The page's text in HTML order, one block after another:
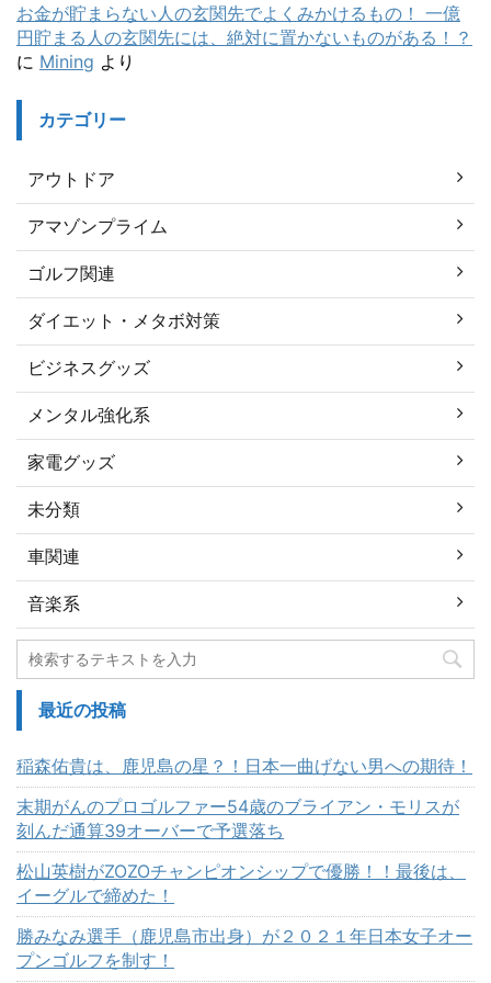
お金が貯まらない人の玄関先でよくみかけるもの！ 一億
円貯まる人の玄関先には、絶対に置かないものがある！？
に Mining より
カテゴリー
アウトドア
アマゾンプライム
ゴルフ関連
ダイエット・メタボ対策
ビジネスグッズ
メンタル強化系
家電グッズ
未分類
車関連
音楽系
最近の投稿
稲森佑貴は、鹿児島の星？！日本一曲げない男への期待！
末期がんのプロゴルファー54歳のブライアン・モリスが
刻んだ通算39オーバーで予選落ち
松山英樹がZOZOチャンピオンシップで優勝！！最後は、
イーグルで締めた！
勝みなみ選手（鹿児島市出身）が２０２１年日本女子オー
プンゴルフを制す！